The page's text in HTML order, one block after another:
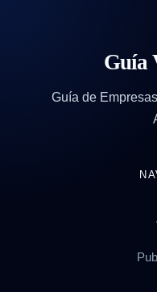
Guía
Guía de